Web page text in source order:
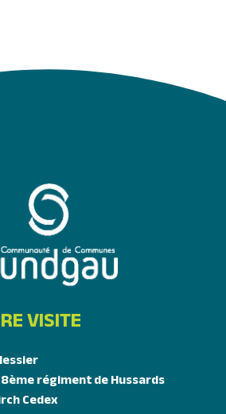
VISITE
régiment de Hussards
Cedex